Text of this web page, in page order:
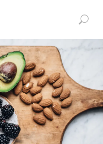
a
r
f
o
r
: